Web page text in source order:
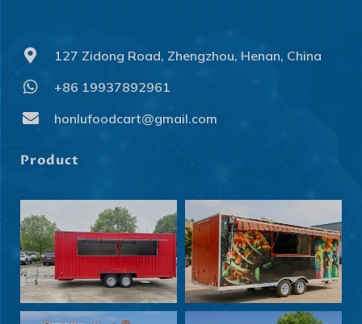
127 Zidong Road, Zhengzhou, Henan, China
+86 19937892961
honlufoodcart@gmail.com
Product